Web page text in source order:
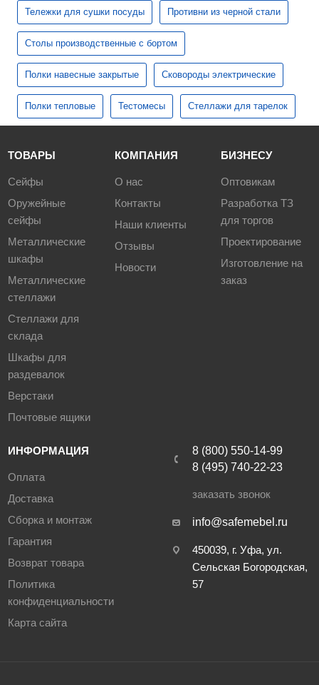
Тележки для сушки посуды Противни из черной стали
Столы производственные с бортом
Полки навесные закрытые Сковороды электрические
Полки тепловые Тестомесы Стеллажи для тарелок
ТОВАРЫ
Сейфы
Оружейные
сейфы
Металлические
шкафы
Металлические
стеллажи
Стеллажи для
склада
Шкафы для
раздевалок
Верстаки
Почтовые ящики
КОМПАНИЯ
О нас
Контакты
Наши клиенты
Отзывы
Новости
БИЗНЕСУ
Оптовикам
Разработка ТЗ
для торгов
Проектирование
Изготовление на
заказ
ИНФОРМАЦИЯ
Оплата
Доставка
Сборка и монтаж
Гарантия
Возврат товара
Политика
конфиденциальности
Карта сайта
8 (800) 550-14-99
8 (495) 740-22-23
заказать звонок
info@safemebel.ru
450039, г. Уфа, ул.
Сельская Богородская,
57